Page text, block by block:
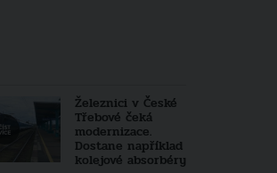
Železnici v České
Třebové čeká
modernizace.
Dostane například
kolejové absorbéry